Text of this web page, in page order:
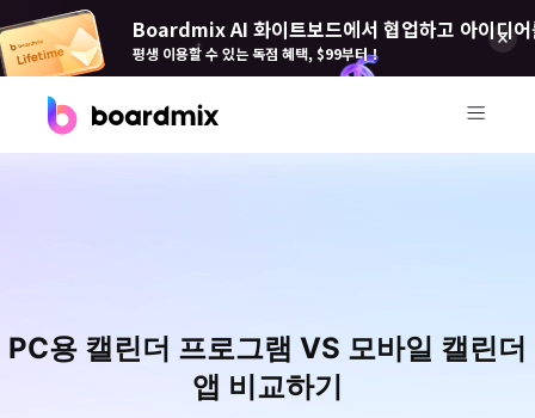
Boardmix AI 화이트보드에서 협업하고 아이디
평생 이용할 수 있는 독점 혜택, $99부터！
Boardmix 개발자 플랫폼
Boardmix AI
PC용 캘린더 프로그램 VS 모바일 캘린더
앱 비교하기